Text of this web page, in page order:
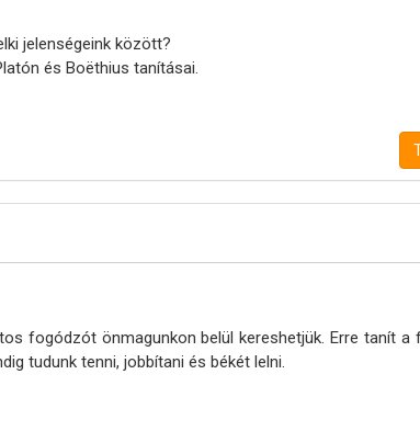
jelenségeink között?
és Boëthius tanításai.
fogódzót önmagunkon belül kereshetjük. Erre tanít a
tudunk tenni, jobbítani és békét lelni.